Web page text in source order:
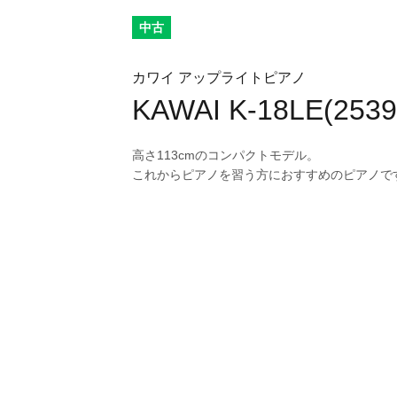
中古
カワイ アップライトピアノ
KAWAI K-
高さ113cmのコンパクトモデル。
これからピアノを習う方におすすめのピアノで